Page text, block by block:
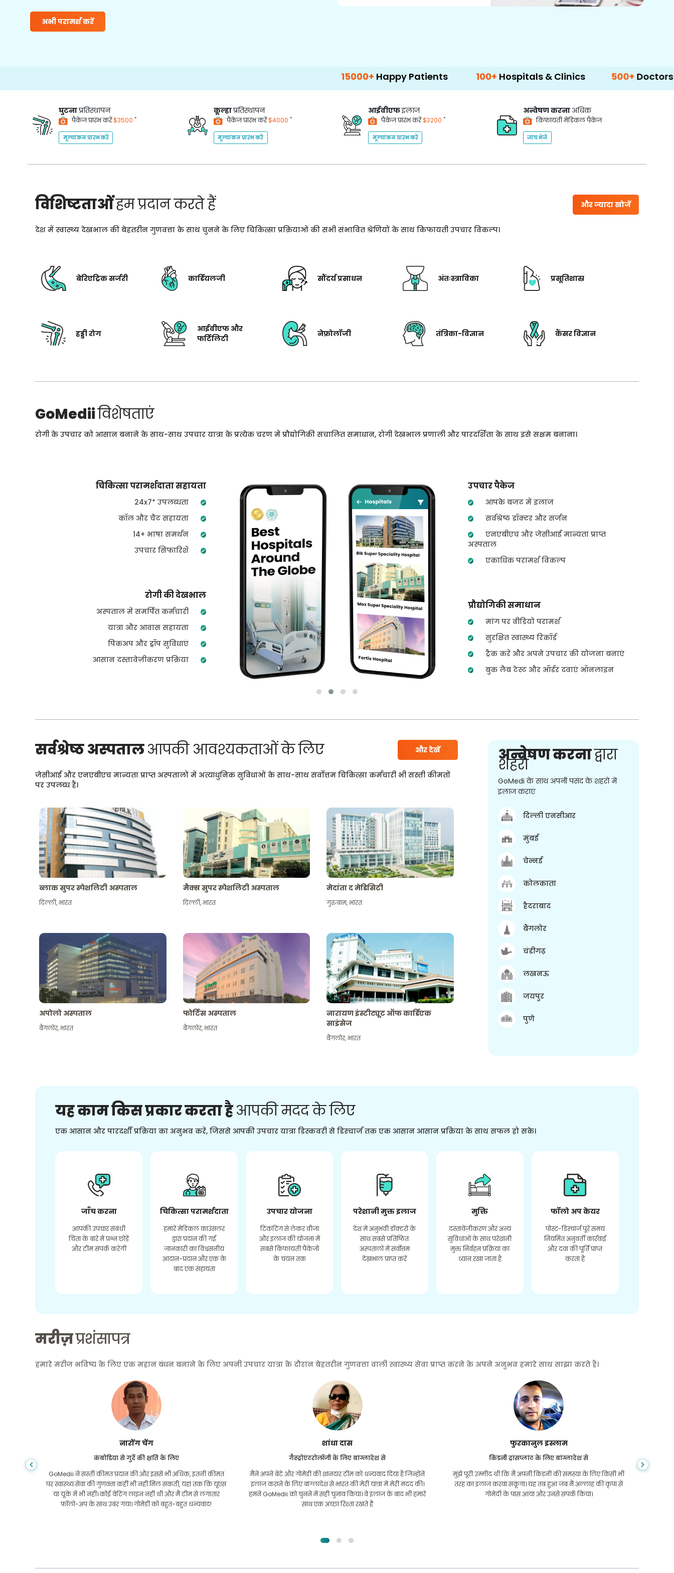
अभी परामर्श करें
Happy Patients 100+ Hospitals & Clinics 500+ Doctors &
घुटनाप्रतिस्थापन
पैकेज प्रारंभ करें$3500 *
मूल्यांकन प्रारंभ करें
कूल्हाप्रतिस्थापन
पैकेज प्रारंभ करें$4000 *
मूल्यांकन प्रारंभ करें
आईवीएफइलाज
पैकेज प्रारंभ करें$3200 *
मूल्यांकन प्रारंभ करें
अन्वेषण करना अधिक
किफायती मेडिकल पैकेज
जांच भेजें
विशिष्टताओंहम प्रदान करते हैं और ज्यादा खोजें
देश में स्वास्थ्य देखभाल की बेहतरीन गुणवत्ता के साथ चुनने के लिए चिकित्सा प्रक्रियाओं की सभी संभावित श्रेणियों के साथ किफायती उपचार विकल्प।
बेरिएट्रिक सर्जरी कार्डियलजी सौंदर्य प्रसाधन अंतःस्त्राविका प्रसूतिशास्र
हड्डी रोग
आईवीएफ और
फर्टिलिटी
नेफ्रोलॉजी तंत्रिका-विज्ञान कैंसर विज्ञान
GoMediiविशेषताएं
रोगी के उपचार को आसान बनाने के साथ-साथ उपचार यात्रा के प्रत्येक चरण में प्रौद्योगिकी संचालित समाधान, रोगी देखभाल प्रणाली और पारदर्शिता के साथ इसे सक्षम बनाना।
चिकित्सा परामर्शदाता सहायता
24x7* उपलब्धता
कॉल और चैट सहायता
14+ भाषा समर्थन
उपचार सिफारिशें
रोगी की देखभाल
अस्पताल में समर्पित कर्मचारी
यात्रा और आवास सहायता
पिकअप और ड्रॉप सुविधाएं
आसान दस्तावेज़ीकरण प्रक्रिया
उपचार पैकेज
आपके बजट में इलाज
सर्वश्रेष्ठ डॉक्टर और सर्जन
एनएबीएच और जेसीआई मान्यता प्राप्त
अस्पताल
एकाधिक परामर्श विकल्प
प्रौद्योगिकी समाधान
मांग पर वीडियो परामर्श
सुरक्षित स्वास्थ्य रिकॉर्ड
ट्रैक करें और अपने उपचार की योजना बनाएं
बुक लैब टेस्ट और ऑर्डर दवाएं ऑनलाइन
सर्वश्रेष्ठ अस्पतालआपकी आवश्यकताओं के लिए और देखें
जेसीआई और एनएबीएच मान्यता प्राप्त अस्पतालों में अत्याधुनिक सुविधाओं के साथ-साथ सर्वोत्तम चिकित्सा कर्मचारी भी सस्ती कीमतों
पर उपलब्ध हैं।
ब्लाक सुपर स्पेशलिटी अस्पताल
दिल्ली,भारत
मैक्स सुपर स्पेशलिटी अस्पताल
दिल्ली,भारत
मेदांता द मेडिसिटी
गुरुग्राम,भारत
अपोलो अस्पताल
बैंगलोर,भारत
फोर्टिस अस्पताल
बैंगलोर,भारत
नारायण इंस्टीट्यूट ऑफ कार्डिएक
साइंसेज
बैंगलोर,भारत
अन्वेषण करनाद्वारा
शहरों
GoMedi के साथ अपनी पसंद के शहरों में
इलाज कराएं
दिल्ली एनसीआर
मुंबई
चेन्नई
कोलकाता
हैदराबाद
बैंगलोर
चंडीगढ़
लखनऊ
जयपुर
पुणे
यह काम किस प्रकार करता हैआपकी मदद के लिए
एक आसान और पारदर्शी प्रक्रिया का अनुभव करें, जिससे आपकी उपचार यात्रा डिस्कवरी से डिस्चार्ज तक एक आसान आसान प्रक्रिया के साथ सफल हो सके।
जाँच करना
आपकी उपचार संबंधी
चिंता के बारे में प्रश्न छोड़ें
और टीम संपर्क करेगी
चिकित्सा परामर्शदाता
हमारे मेडिकल काउंसलर
द्वारा प्रदान की गई
जानकारी का विश्वसनीय
आदान-प्रदान और एक के
बाद एक सहायता
उपचार योजना
टिकटिंग से लेकर वीजा
और इलाज की योजना में
सबसे किफायती पैकेजों
के चयन तक
परेशानी मुक्त इलाज
देश में अनुभवी डॉक्टरों के
साथ सबसे प्रतिष्ठित
अस्पतालों में सर्वोत्तम
देखभाल प्राप्त करें
मुक्ति
दस्तावेज़ीकरण और अन्य
सुविधाओं के साथ परेशानी
मुक्त निर्वहन प्रक्रिया का
ध्यान रखा जाता है
फॉलो अप केयर
पोस्ट-डिस्चार्ज पूरे समय
नियमित अनुवर्ती कार्रवाई
और दवा की पूर्ति प्राप्त
करता है
मरीज़प्रशंसापत्र
हमारे मरीज भविष्य के लिए एक महान बंधन बनाने के लिए अपनी उपचार यात्रा के दौरान बेहतरीन गुणवत्ता वाली स्वास्थ्य सेवा प्राप्त करने के अपने अनुभव हमारे साथ साझा करते हैं।
नारोंग चेंग
कंबोडिया से गुर्दे की क्षति के लिए
GoMedii ने सस्ती कीमत प्रदान की और इससे भी अधिक, इतनी कीमत
पर स्वास्थ्य सेवा की गुणवत्ता कहीं भी नहीं मिल सकती, यहां तक कि यूएस
या यूके में भी नहीं। कोई वेटिंग लाइन नहीं थी और मैं टीम से लगातार
फॉलो-अप के साथ उबर गया। गोमेडी को बहुत-बहुत धन्यवाद!
शांधा दास
गैस्ट्रोएंटरोलॉजी के लिए बांग्लादेश से
मैंने अपने बेटे और गोमेडी की शानदार टीम को धन्यवाद दिया है जिन्होंने
इलाज कराने के लिए बांग्लादेश से भारत की मेरी यात्रा में मेरी मदद की।
हमने GoMedii को चुनने में सही चुनाव किया। वे इलाज के बाद भी हमारे
साथ एक अच्छा रिश्ता रखते हैं
फुरकानुल इस्लाम
किडनी ट्रांसप्लांट के लिए बांग्लादेश से
मुझे पूरी उम्मीद थी कि मैं अपनी किडनी की समस्या के लिए किसी भी
तरह का इलाज करवा सकूंगा। यह तब हुआ जब मैं अल्लाह की कृपा से
गोमेदी के पास आया और उनसे संपर्क किया।